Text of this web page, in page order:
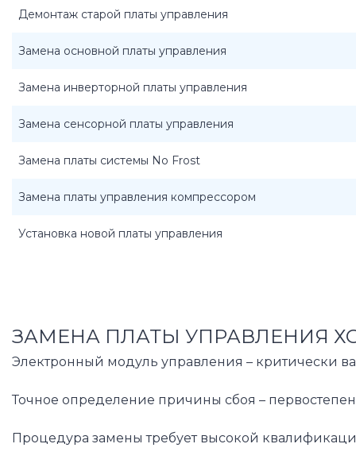
Демонтаж старой платы управления
Замена основной платы управления
Замена инверторной платы управления
Замена сенсорной платы управления
Замена платы системы No Frost
Замена платы управления компрессором
Установка новой платы управления
ЗАМЕНА ПЛАТЫ УПРАВЛЕНИЯ
Электронный модуль управления – критически
Точное определение причины сбоя –
Процедура замены требует высокой